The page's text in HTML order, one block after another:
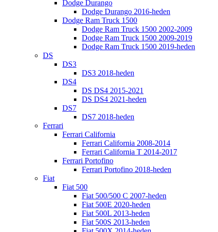
Dodge Durango
Dodge Durango 2016-heden
Dodge Ram Truck 1500
Dodge Ram Truck 1500 2002-2009
Dodge Ram Truck 1500 2009-2019
Dodge Ram Truck 1500 2019-heden
DS
DS3
DS3 2018-heden
DS4
DS DS4 2015-2021
DS DS4 2021-heden
DS7
DS7 2018-heden
Ferrari
Ferrari California
Ferrari California 2008-2014
Ferrari California T 2014-2017
Ferrari Portofino
Ferrari Portofino 2018-heden
Fiat
Fiat 500
Fiat 500/500 C 2007-heden
Fiat 500E 2020-heden
Fiat 500L 2013-heden
Fiat 500S 2013-heden